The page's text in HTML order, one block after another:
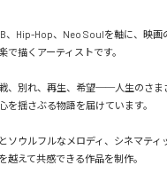
、Hip-Hop、Neo Soulを軸に、映画
で描くアーティストです。
、別れ、再生、希望──人生のさま
を揺さぶる物語を届けています。
ソウルフルなメロディ、シネマティ
越えて共感できる作品を制作。